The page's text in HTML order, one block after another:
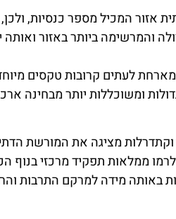
אזור המכיל מספר כנסיות,
והמרשימה ביותר באזור
לעתים קרובות טקסים
ומשוכללות יותר מבחינה
מציגה את המורשת
ממלאות תפקיד מרכזי בנוף
באותה מידה למרקם התרבות